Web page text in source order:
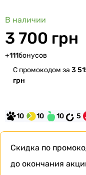
В наличии
3 700 грн
+111бонусов
С промокодом за 3
грн
10 10 10 5
Скидка по
до окончания